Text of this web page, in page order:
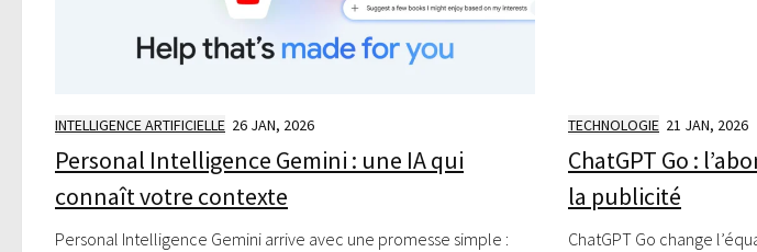
INTELLIGENCE ARTIFICIELLE 26 JAN, 2026
Personal Intelligence Gemini : une IA qui
connaît votre contexte
Personal Intelligence Gemini arrive avec une promesse simple :
TECHNOLOGIE 21 JAN, 2026
ChatGPT Go :
la publicité
ChatGPT Go change